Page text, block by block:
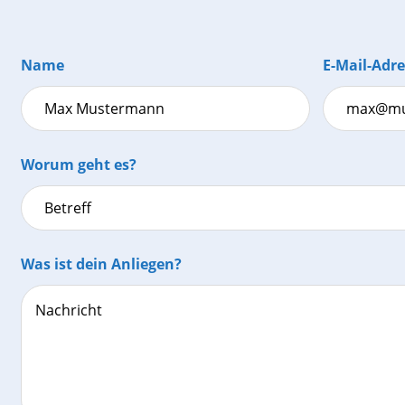
Name E-Mail-
Worum geht es?
Was ist dein Anliegen?